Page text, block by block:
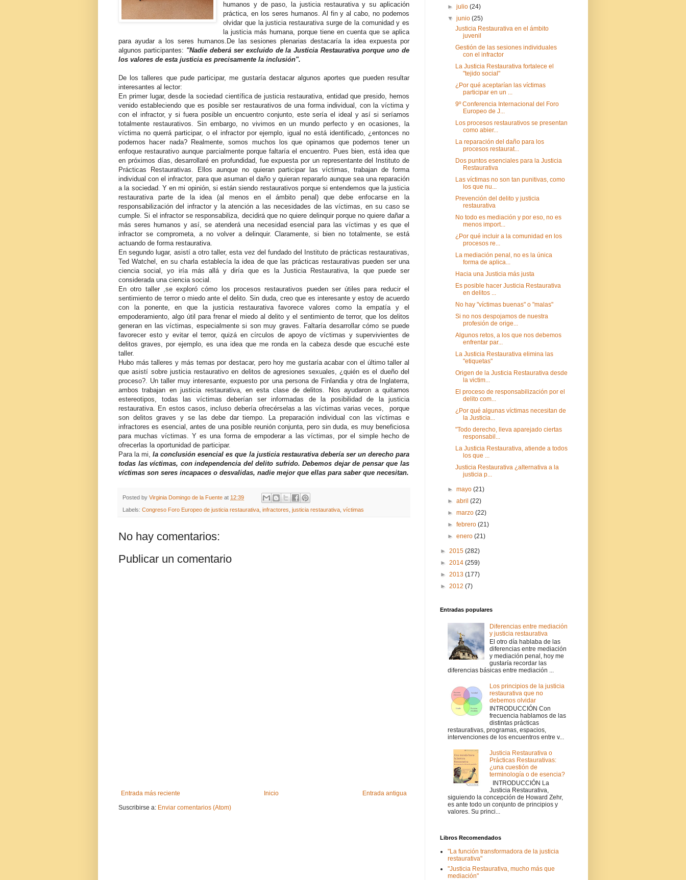
humanos y de paso, la justicia restaurativa y su aplicación
práctica, en los seres humanos. Al fin y al cabo, no podemos
olvidar que la justicia restaurativa surge de la comunidad y es
la justicia más humana, porque tiene en cuenta que se aplica
para ayudar a los seres humanos. De las sesiones plenarias destacaría la idea expuesta por
algunos participantes: "Nadie deberá ser excluido de la Justicia Restaurativa porque uno de
los valores de esta justicia es precisamente la inclusión".
De los talleres que pude participar, me gustaría destacar algunos aportes que pueden resultar
interesantes al lector:
En primer lugar, desde la sociedad científica de justicia restaurativa, entidad que presido, hemos
venido estableciendo que es posible ser restaurativos de una forma individual, con la víctima y
con el infractor, y si fuera posible un encuentro conjunto, este sería el ideal y así si seríamos
totalmente restaurativos. Sin embargo, no vivimos en un mundo perfecto y en ocasiones, la
víctima no querrá participar, o el infractor por ejemplo, igual no está identificado, ¿entonces no
podemos hacer nada? Realmente, somos muchos los que opinamos que podemos tener un
enfoque restaurativo aunque parcialmente porque faltaría el encuentro. Pues bien, está idea que
en próximos días, desarrollaré en profundidad, fue expuesta por un representante del Instituto de
Prácticas Restaurativas. Ellos aunque no quieran participar las víctimas, trabajan de forma
individual con el infractor, para que asuman el daño y quieran repararlo aunque sea una reparación
a la sociedad. Y en mi opinión, si están siendo restaurativos porque si entendemos que la justicia
restaurativa parte de la idea (al menos en el ámbito penal) que debe enfocarse en la
responsabilización del infractor y la atención a las necesidades de las víctimas, en su caso se
cumple. Si el infractor se responsabiliza, decidirá que no quiere delinquir porque no quiere dañar a
más seres humanos y así, se atenderá una necesidad esencial para las víctimas y es que el
infractor se comprometa, a no volver a delinquir. Claramente, si bien no totalmente, se está
actuando de forma restaurativa.
En segundo lugar, asistí a otro taller, esta vez del fundado del Instituto de prácticas restaurativas,
Ted Watchel, en su charla establecía la idea de que las prácticas restaurativas pueden ser una
ciencia social, yo iría más allá y diría que es la Justicia Restaurativa, la que puede ser
considerada una ciencia social.
En otro taller ,se exploró cómo los procesos restaurativos pueden ser útiles para reducir el
sentimiento de terror o miedo ante el delito. Sin duda, creo que es interesante y estoy de acuerdo
con la ponente, en que la justicia restaurativa favorece valores como la empatía y el
empoderamiento, algo útil para frenar el miedo al delito y el sentimiento de terror, que los delitos
generan en las víctimas, especialmente si son muy graves. Faltaría desarrollar cómo se puede
favorecer esto y evitar el terror, quizá en círculos de apoyo de víctimas y supervivientes de
delitos graves, por ejemplo, es una idea que me ronda en la cabeza desde que escuché este
taller.
Hubo más talleres y más temas por destacar, pero hoy me gustaría acabar con el último taller al
que asistí sobre justicia restaurativo en delitos de agresiones sexuales, ¿quién es el dueño del
proceso?. Un taller muy interesante, expuesto por una persona de Finlandia y otra de Inglaterra,
ambos trabajan en justicia restaurativa, en esta clase de delitos. Nos ayudaron a quitarnos
estereotipos, todas las víctimas deberían ser informadas de la posibilidad de la justicia
restaurativa. En estos casos, incluso debería ofrecérselas a las víctimas varias veces, porque
son delitos graves y se las debe dar tiempo. La preparación individual con las víctimas e
infractores es esencial, antes de una posible reunión conjunta, pero sin duda, es muy beneficiosa
para muchas víctimas. Y es una forma de empoderar a las víctimas, por el simple hecho de
ofrecerlas la oportunidad de participar.
Para la mi,la conclusión esencial es que la justicia restaurativa debería ser un derecho para
todas las víctimas, con independencia del delito sufrido. Debemos dejar de pensar que las
víctimas son seres incapaces o desvalidas, nadie mejor que ellas para saber que necesitan.
Posted by Virginia Domingo de la Fuente at 12:39
Labels: Congreso Foro Europeo de justicia restaurativa, infractores, justicia restaurativa, víctimas
No hay comentarios:
Publicar un comentario
Entrada más reciente Entrada antigua
Inicio
Suscribirse a: Enviar comentarios (Atom)
►julio(24)
▼junio(25)
Justicia Restaurativa en el ámbito
juvenil
Gestión de las sesiones individuales
con el infractor
La Justicia Restaurativa fortalece el
"tejido social"
¿Por qué aceptarían las víctimas
participar en un ...
9º Conferencia Internacional del Foro
Europeo de J...
Los procesos restaurativos se presentan
como abier...
La reparación del daño para los
procesos restaurat...
Dos puntos esenciales para la Justicia
Restaurativa
Las víctimas no son tan punitivas, como
los que nu...
Prevención del delito y justicia
restaurativa
No todo es mediación y por eso, no es
menos import...
¿Por qué incluir a la comunidad en los
procesos re...
La mediación penal, no es la única
forma de aplica...
Hacia una Justicia más justa
Es posible hacer Justicia Restaurativa
en delitos ...
No hay "víctimas buenas" o "malas"
Si no nos despojamos de nuestra
profesión de orige...
Algunos retos, a los que nos debemos
enfrentar par...
La Justicia Restaurativa elimina las
"etiquetas"
Origen de la Justicia Restaurativa desde
la victim...
El proceso de responsabilización por el
delito com...
¿Por qué algunas víctimas necesitan de
la Justicia...
"Todo derecho, lleva aparejado ciertas
responsabil...
La Justicia Restaurativa, atiende a todos
los que ...
Justicia Restaurativa ¿alternativa a la
justicia p...
►mayo(21)
►abril(22)
►marzo(22)
►febrero(21)
►enero(21)
► 2015 (282)
► 2014 (259)
► 2013 (177)
► 2012 (7)
Entradas populares
Diferencias entre mediación
y justicia restaurativa
El otro día hablaba de las
diferencias entre mediación
y mediación penal, hoy me
gustaría recordar las
diferencias básicas entre mediación ...
Los principios de la justicia
restaurativa que no
debemos olvidar
INTRODUCCIÓN Con
frecuencia hablamos de las
distintas prácticas
restaurativas, programas, espacios,
intervenciones de los encuentros entre v...
Justicia Restaurativa o
Prácticas Restaurativas:
¿una cuestión de
terminología o de esencia?
INTRODUCCIÓN La
Justicia Restaurativa,
siguiendo la concepción de Howard Zehr,
es ante todo un conjunto de principios y
valores. Su princi...
Libros Recomendados
"La función transformadora de la justicia
restaurativa"
"Justicia Restaurativa, mucho más que
mediación"